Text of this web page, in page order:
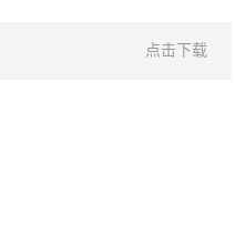
点击下载